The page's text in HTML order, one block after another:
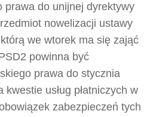
prawa do unijnej dyrektywy
nowelizacji ustawy
we wtorek ma się zająć
powinna być
prawa do stycznia
usług płatniczych w
zabezpieczeń tych